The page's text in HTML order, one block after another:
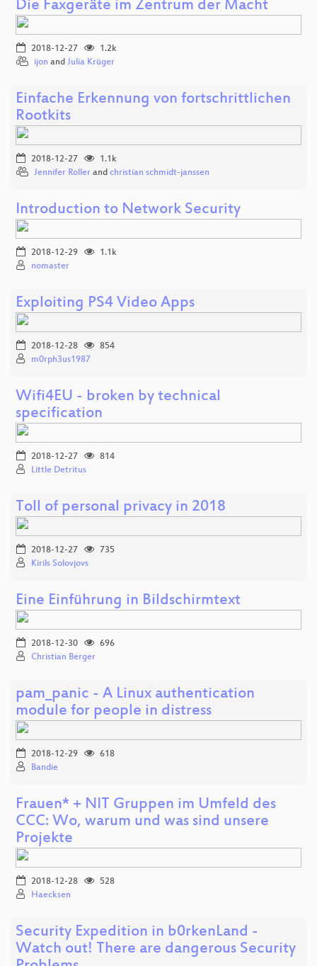
Die Faxgeräte im Zentrum der Macht
2018-12-27
1.2k
ijon and Julia Krüger
Einfache Erkennung von fortschrittlichen
Rootkits
2018-12-27
1.1k
Jennifer Roller and christian schmidt-janssen
Introduction to Network Security
2018-12-29
1.1k
nomaster
Exploiting PS4 Video Apps
2018-12-28
854
m0rph3us1987
Wifi4EU - broken by technical
specification
2018-12-27
814
Little Detritus
Toll of personal privacy in 2018
2018-12-27
735
Kirils Solovjovs
Eine Einführung in Bildschirmtext
2018-12-30
696
Christian Berger
pam_panic - A Linux authentication
module for people in distress
2018-12-29
618
Bandie
Frauen* + NIT Gruppen im Umfeld des
CCC: Wo, warum und was sind unsere
Projekte
2018-12-28
528
Haecksen
Security Expedition in b0rkenLand -
Watch out! There are dangerous Security